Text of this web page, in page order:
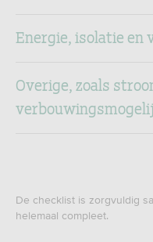
Energie, isolatie en
Overige, zoals
De checklist is zorgvuldig
helemaal compleet.